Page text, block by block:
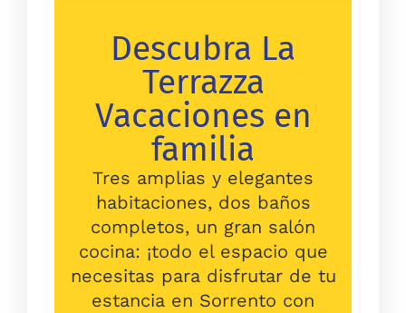
Descubra La
Terrazza
Vacaciones en
familia
Tres amplias y elegantes
habitaciones, dos baños
completos, un gran salón
cocina: ¡todo el espacio que
necesitas para disfrutar de tu
estancia en Sorrento con